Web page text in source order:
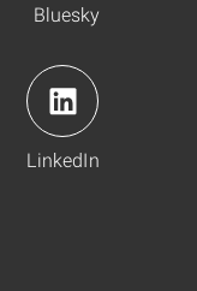
Bluesky
LinkedIn